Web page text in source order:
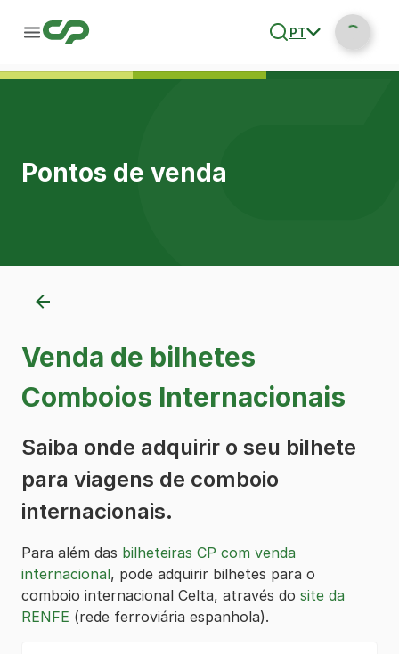
PT
Pontos de venda
Venda de bilhetes
Comboios Internacionais
Saiba onde adquirir o seu bilhete
para viagens de comboio
internacionais.
Para além das bilheteiras CP com venda
internacional, pode adquirir bilhetes para o
comboio internacional Celta, através do site da
RENFE (rede ferroviária espanhola).